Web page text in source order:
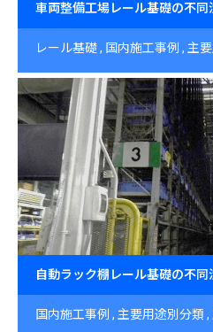
レール基礎 国内施工事例 主
軟弱地盤の圧密による沈下 中
工場・倉庫・格納庫・データセ
下）
国内施工事例 主要用途別分類